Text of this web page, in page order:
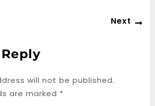
Next
will not be published.
are marked *